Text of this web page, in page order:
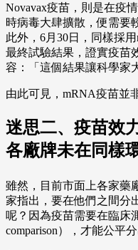
Novavax疫苗，則是在疫
時病毒大肆擴散，便需要
此外，6月30日，同樣採
最終試驗結果，證實疫苗
容：「這個結果讓科學家
由此可見，mRNA疫苗並
迷思二、疫苗效
各廠牌未在同樣
雖然，目前市面上各家藥
家指出，要在他們之間分
呢？因為疫苗需要在臨床
comparison），才能公平分